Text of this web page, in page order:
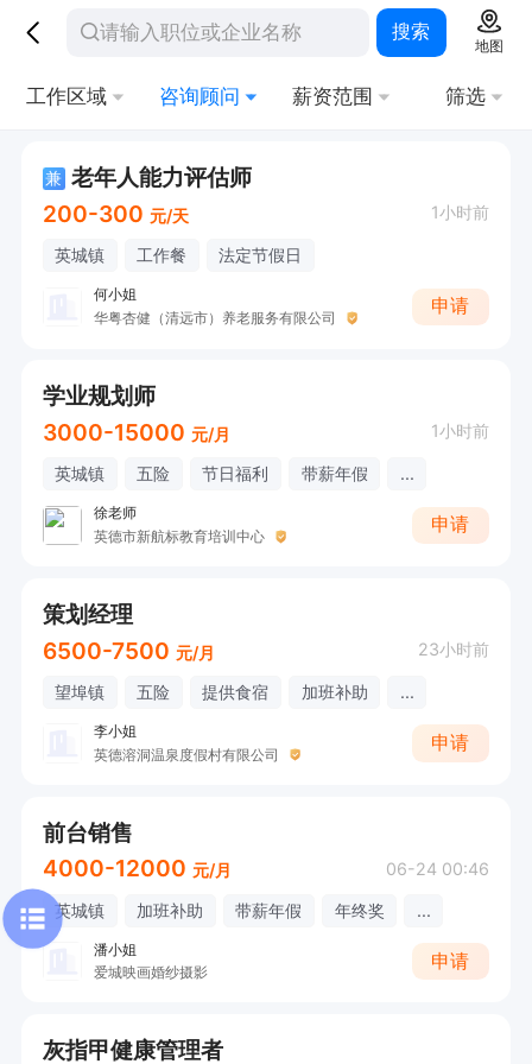
搜索
地图
工作区域 咨询顾问 薪资范围 筛选
兼 老年人能力评估师
200-300 元/天 1小时前
英城镇 工作餐 法定节假日
何小姐
华粤杏健（清远市）养老服务有限公司
申请
学业规划师
3000-15000 元/月 1小时前
英城镇 五险 节日福利 带薪年假 ...
徐老师
英德市新航标教育培训中心
申请
策划经理
6500-7500 元/月 23小时前
望埠镇 五险 提供食宿 加班补助 ...
李小姐
英德溶洞温泉度假村有限公司
申请
前台销售
4000-12000 元/月 06-24 00:46
英城镇 加班补助 带薪年假 年终奖 ...
潘小姐
爱城映画婚纱摄影
申请
灰指甲健康管理者